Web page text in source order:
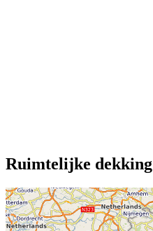
Ruimtelijke dekking